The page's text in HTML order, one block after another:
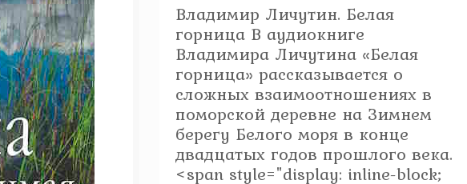
Владимир Личутин. Белая
горница В аудиокниге
Владимира Личутина «Белая
горница» рассказывается о
сложных взаимоотношениях в
поморской деревне на Зимнем
берегу Белого моря в конце
двадцатых годов прошлого века.
<span style="display: inline-block;